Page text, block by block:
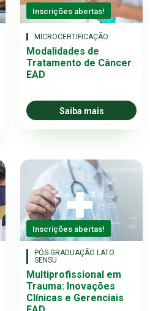
Inscrições abertas!
MICROCERTIFICAÇÃO
Modalidades de
Tratamento de Câncer
EAD
Saiba mais
Inscrições abertas!
PÓS-GRADUAÇÃO LATO
SENSU
Multiprofissional em
Trauma: Inovações
Clínicas e Gerenciais